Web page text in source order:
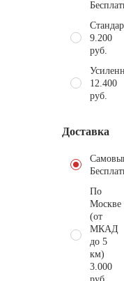
9.200
руб.
12.400
руб.
Доставка
По
Москве
(от
МКАД
до 5
км)
3.000